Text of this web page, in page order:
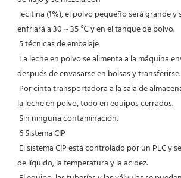
enfriará a 30 ~ 35 ℃ y en el tanque de polvo.
5 técnicas de embalaje
después de envasarse en bolsas y transferirse.
la leche en polvo, todo en equipos cerrados.
Sin ninguna contaminación.
6 Sistema CIP
de líquido, la temperatura y la acidez.